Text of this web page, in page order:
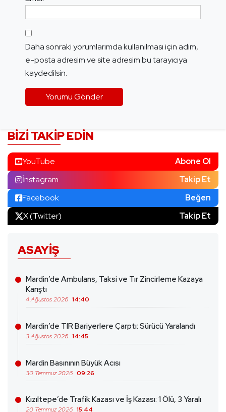
Daha sonraki yorumlarımda kullanılması için adım,
e-posta adresim ve site adresim bu tarayıcıya
kaydedilsin.
BIZI TAKIP EDIN
YouTube
Abone Ol
İnstagram
Takip Et
Facebook
Beğen
X (Twitter)
Takip Et
ASAYIŞ
Mardin’de Ambulans, Taksi ve Tır Zincirleme Kazaya
Karıştı
4 Ağustos 2026 14:40
Mardin’de TIR Bariyerlere Çarptı: Sürücü Yaralandı
3 Ağustos 2026 14:45
Mardin Basınının Büyük Acısı
30 Temmuz 2026 09:26
Kızıltepe’de Trafik Kazası ve İş Kazası: 1 Ölü, 3 Yaralı
20 Temmuz 2026 15:44